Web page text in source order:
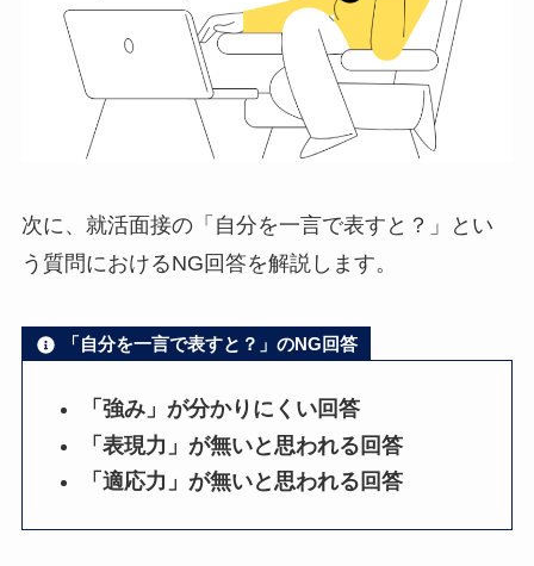
次に、就活面接の「自分を一言で表すと？」とい
う質問におけるNG回答を解説します。
「自分を一言で表すと？」のNG回答
「強み」が分かりにくい回答
「表現力」が無いと思われる回答
「適応力」が無いと思われる回答